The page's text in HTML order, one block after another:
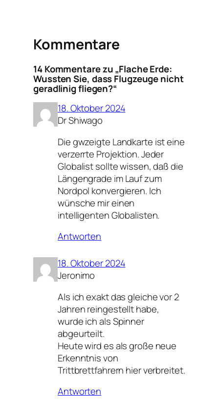
Kommentare
14 Kommentare zu „Flache Erde:
Wussten Sie, dass Flugzeuge nicht
geradlinig fliegen?“
18. Oktober 2024
Dr Shiwago
Die gwzeigte Landkarte ist eine
verzerrte Projektion. Jeder
Globalist sollte wissen, daß die
Längengrade im Lauf zum
Nordpol konvergieren. Ich
wünsche mir einen
intelligenten Globalisten.
Antworten
18. Oktober 2024
Jeronimo
Als ich exakt das gleiche vor 2
Jahren reingestellt habe,
wurde ich als Spinner
abgeurteilt.
Heute wird es als große neue
Erkenntnis von
Trittbrettfahrern hier verbreitet.
Antworten